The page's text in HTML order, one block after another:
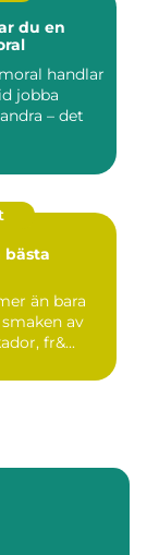
du en
handlar
jobba
– det
bästa
än bara
av
fr&...